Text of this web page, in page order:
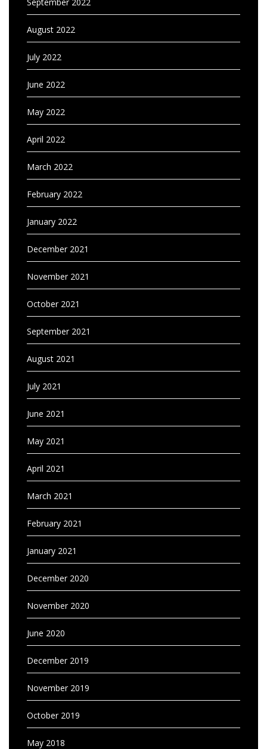
August 2022
July 2022
June 2022
May 2022
April 2022
March 2022
February 2022
January 2022
December 2021
November 2021
October 2021
September 2021
August 2021
July 2021
June 2021
May 2021
April 2021
March 2021
February 2021
January 2021
December 2020
November 2020
June 2020
December 2019
November 2019
October 2019
May 2018